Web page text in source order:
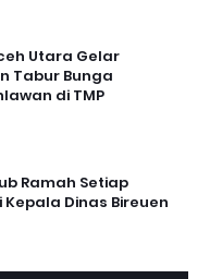
Utara Gelar
Tabur Bunga
di TMP
Ramah Setiap
Dinas Bireuen